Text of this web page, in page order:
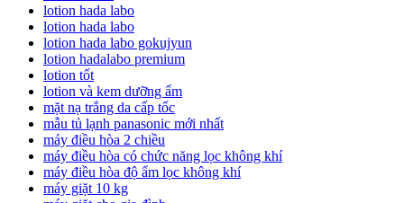
lotion hada labo
lotion hada labo
lotion hada labo gokujyun
lotion hadalabo premium
lotion tốt
lotion và kem dưỡng ẩm
mặt nạ trắng da cấp tốc
mẫu tủ lạnh panasonic mới nhất
máy điều hòa 2 chiều
máy điều hòa có chức năng lọc không khí
máy điều hòa độ ẩm lọc không khí
máy giặt 10 kg